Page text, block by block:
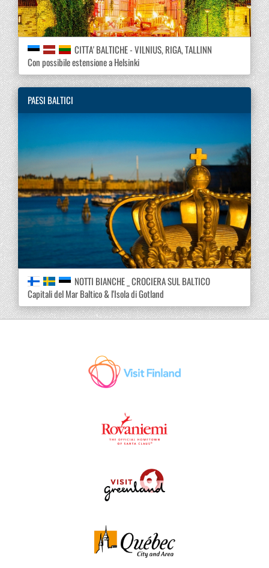
CITTA' BALTICHE - VILNIUS, RIGA, TALLINN
Con possibile estensione a Helsinki
PAESI BALTICI
NOTTI BIANCHE _ CROCIERA SUL BALTICO
Capitali del Mar Baltico & l'Isola di Gotland